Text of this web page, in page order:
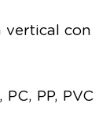
vertical con
PP, PVC